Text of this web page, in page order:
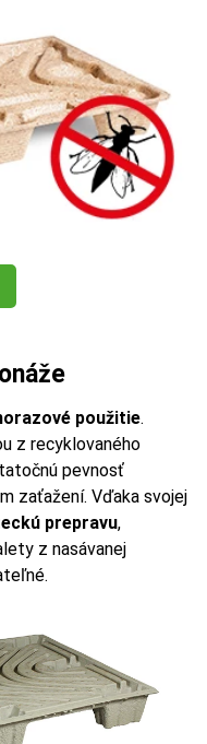
použitie.
z recyklovaného
pevnosť
zaťažení. Vďaka svojej
prepravu,
z nasávanej